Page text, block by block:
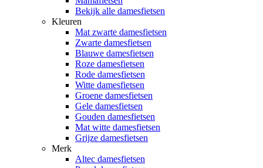
Bekijk alle damesfietsen
Kleuren
Mat zwarte damesfietsen
Zwarte damesfietsen
Blauwe damesfietsen
Roze damesfietsen
Rode damesfietsen
Witte damesfietsen
Groene damesfietsen
Gele damesfietsen
Gouden damesfietsen
Mat witte damesfietsen
Grijze damesfietsen
Merk
Altec damesfietsen